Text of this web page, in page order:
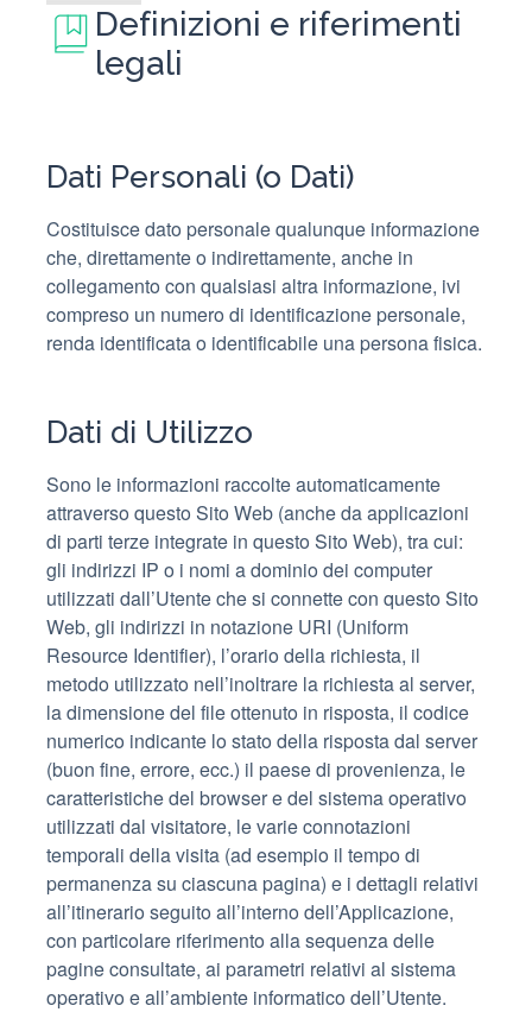
Definizioni e riferimenti
legali
Dati Personali (o Dati)
Costituisce dato personale qualunque informazione
che, direttamente o indirettamente, anche in
collegamento con qualsiasi altra informazione, ivi
compreso un numero di identificazione personale,
renda identificata o identificabile una persona fisica.
Dati di Utilizzo
Sono le informazioni raccolte automaticamente
attraverso questo Sito Web (anche da applicazioni
di parti terze integrate in questo Sito Web), tra cui:
gli indirizzi IP o i nomi a dominio dei computer
utilizzati dall’Utente che si connette con questo Sito
Web, gli indirizzi in notazione URI (Uniform
Resource Identifier), l’orario della richiesta, il
metodo utilizzato nell’inoltrare la richiesta al server,
la dimensione del file ottenuto in risposta, il codice
numerico indicante lo stato della risposta dal server
(buon fine, errore, ecc.) il paese di provenienza, le
caratteristiche del browser e del sistema operativo
utilizzati dal visitatore, le varie connotazioni
temporali della visita (ad esempio il tempo di
permanenza su ciascuna pagina) e i dettagli relativi
all’itinerario seguito all’interno dell’Applicazione,
con particolare riferimento alla sequenza delle
pagine consultate, ai parametri relativi al sistema
operativo e all’ambiente informatico dell’Utente.